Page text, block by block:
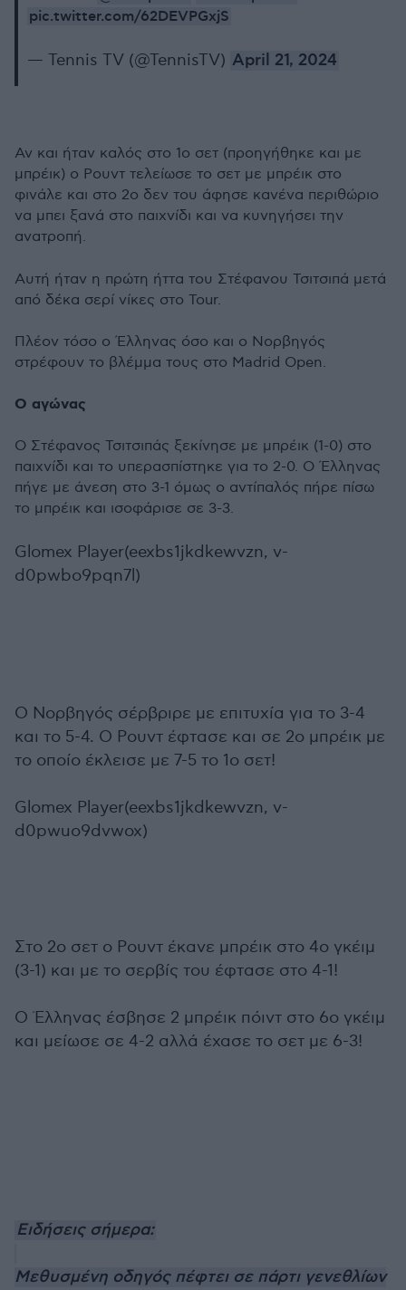
pic.twitter.com/62DEVPGxjS
— Tennis TV (@TennisTV) April 21, 2024
Αν και ήταν καλός στο 1ο σετ (προηγήθηκε και με
μπρέικ) ο Ρουντ τελείωσε το σετ με μπρέικ στο
φινάλε και στο 2ο δεν του άφησε κανένα περιθώριο
να μπει ξανά στο παιχνίδι και να κυνηγήσει την
ανατροπή.
Αυτή ήταν η πρώτη ήττα του Στέφανου Τσιτσιπά μετά
από δέκα σερί νίκες στο Tour.
Πλέον τόσο ο Έλληνας όσο και ο Νορβηγός
στρέφουν το βλέμμα τους στο Madrid Open.
Ο αγώνας
Ο Στέφανος Τσιτσιπάς ξεκίνησε με μπρέικ (1-0) στο
παιχνίδι και το υπερασπίστηκε για το 2-0. Ο Έλληνας
πήγε με άνεση στο 3-1 όμως ο αντίπαλός πήρε πίσω
το μπρέικ και ισοφάρισε σε 3-3.
Glomex Player(eexbs1jkdkewvzn, v-
d0pwbo9pqn7l)
Ο Νορβηγός σέρβριρε με επιτυχία για το 3-4
και το 5-4. Ο Ρουντ έφτασε και σε 2ο μπρέικ με
το οποίο έκλεισε με 7-5 το 1ο σετ!
Glomex Player(eexbs1jkdkewvzn, v-
d0pwuo9dvwox)
Στο 2ο σετ ο Ρουντ έκανε μπρέικ στο 4ο γκέιμ
(3-1) και με το σερβίς του έφτασε στο 4-1!
Ο Έλληνας έσβησε 2 μπρέικ πόιντ στο 6ο γκέιμ
και μείωσε σε 4-2 αλλά έχασε το σετ με 6-3!
Ειδήσεις σήμερα:
Μεθυσμένη οδηγός πέφτει σε πάρτι γενεθλίων